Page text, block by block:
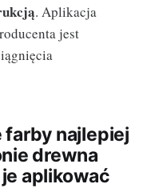
. Aplikacja
jest
farby najlepiej
drewna
je aplikować